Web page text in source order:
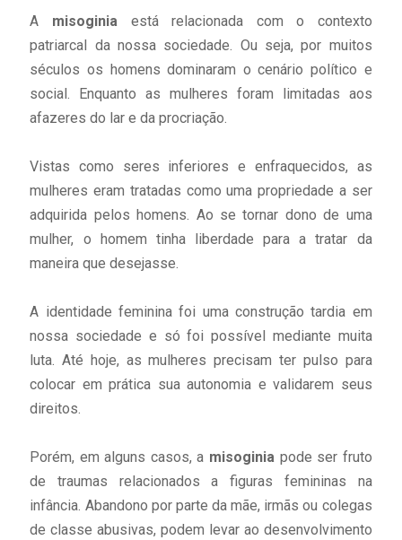
A misoginia está relacionada com o contexto
patriarcal da nossa sociedade. Ou seja, por muitos
séculos os homens dominaram o cenário político e
social. Enquanto as mulheres foram limitadas aos
afazeres do lar e da procriação.
Vistas como seres inferiores e enfraquecidos, as
mulheres eram tratadas como uma propriedade a ser
adquirida pelos homens. Ao se tornar dono de uma
mulher, o homem tinha liberdade para a tratar da
maneira que desejasse.
A identidade feminina foi uma construção tardia em
nossa sociedade e só foi possível mediante muita
luta. Até hoje, as mulheres precisam ter pulso para
colocar em prática sua autonomia e validarem seus
direitos.
Porém, em alguns casos, a misoginia pode ser fruto
de traumas relacionados a figuras femininas na
infância. Abandono por parte da mãe, irmãs ou colegas
de classe abusivas, podem levar ao desenvolvimento